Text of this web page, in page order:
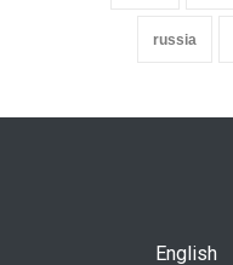
russia
English